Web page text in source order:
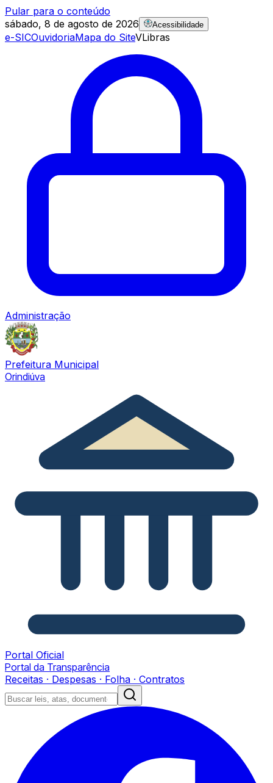
Pular para o conteúdo
sábado, 8 de agosto de 2026
Acessibilidade
e-SICOuvidoriaMapa do SiteVLibras
Administração
Prefeitura Municipal
Orindiúva
Portal Oficial
Portal da Transparência
Receitas · Despesas · Folha · Contratos